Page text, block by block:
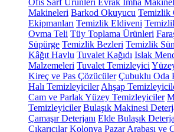
Ofis Sarf Ürünleri Evrak İmha
Makineleri Barkod Okuyucu Temizlik
Ekipmanları Temizlik Eldiveni
Ovma Teli Tüy Toplama Ürünleri
Süpürge Temizlik Bezleri Temizlik
Kâğıt Havlu Tuvalet Kağıdı Islak
Malzemeleri Tuvalet Temizleyici
Kireç ve Pas Çözücüler Çubuklu Oda
Halı Temizleyiciler Ahşap
Cam ve Parlak Yüzey Temizleyiciler
Temizleyiciler Bulaşık Makinesi
Çamaşır Deterjanı Elde Bulaşık
Çıkarıcılar Kolonya Pazar Arabası ve